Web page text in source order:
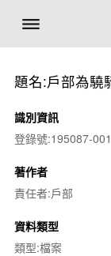
題名:戶部為驍
識別資訊
登錄號:195087-001
著作者
責任者:戶部
資料類型
類型:檔案